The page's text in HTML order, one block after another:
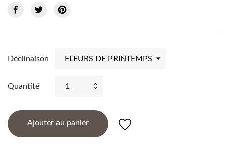
Déclinaison
Quantité
Ajouter au panier